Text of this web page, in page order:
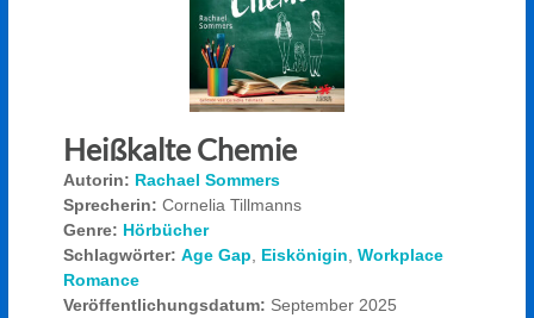
Heißkalte Chemie
Autorin: Rachael Sommers
Sprecherin: Cornelia Tillmanns
Genre: Hörbücher
Schlagwörter: Age Gap Eiskönigin Workplace
Romance
Veröffentlichungsdatum: September 2025